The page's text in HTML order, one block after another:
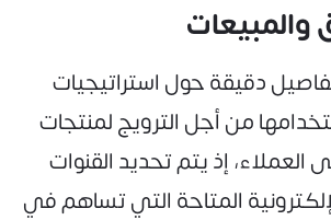
دقيقة حول استراتيجيات
من أجل الترويج لمنتجات
العملاء، إذ يتم تحديد القنوات
المتاحة التي تساهم في